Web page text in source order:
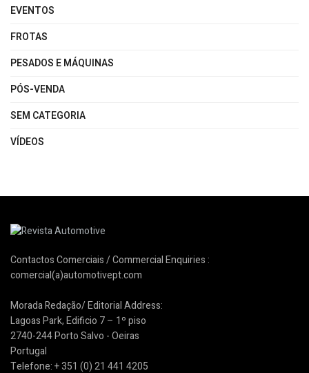
EVENTOS
FROTAS
PESADOS E MÁQUINAS
PÓS-VENDA
SEM CATEGORIA
VÍDEOS
Contactos Comerciais / Commercial Enquiries :
comercial(a)automotivept.com
Morada Redação/ Editorial Address:
Lagoas Park, Edificio 7 – 1º piso
2740-244 Porto Salvo - Oeiras
Portugal
Telefone: + 351 (0) 21 441 4205